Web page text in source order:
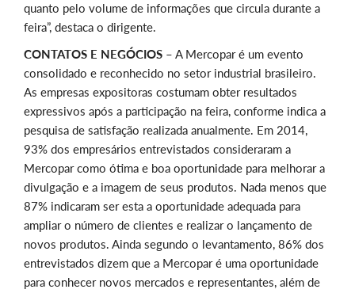
quanto pelo volume de informações que circula durante a
feira”, destaca o dirigente.
CONTATOS E NEGÓCIOS – A Mercopar é um evento
consolidado e reconhecido no setor industrial brasileiro.
As empresas expositoras costumam obter resultados
expressivos após a participação na feira, conforme indica a
pesquisa de satisfação realizada anualmente. Em 2014,
93% dos empresários entrevistados consideraram a
Mercopar como ótima e boa oportunidade para melhorar a
divulgação e a imagem de seus produtos. Nada menos que
87% indicaram ser esta a oportunidade adequada para
ampliar o número de clientes e realizar o lançamento de
novos produtos. Ainda segundo o levantamento, 86% dos
entrevistados dizem que a Mercopar é uma oportunidade
para conhecer novos mercados e representantes, além de